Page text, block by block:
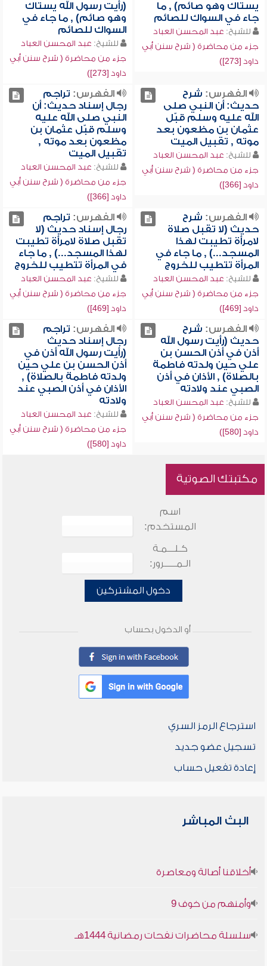
يستاك وهو صائم) , ما
جاء في السواك للصائم
للشيخ: عبد المحسن العباد
جزء من محاضرة ( شرح سنن أبي
داود [273])
(رأيت رسول الله يستاك
وهو صائم) , ما جاء في
السواك للصائم
للشيخ: عبد المحسن العباد
جزء من محاضرة ( شرح سنن أبي
داود [273])
الفهرس: شرح
حديث: أن النبي صلى
الله عليه وسلم قبّل
عثمان بن مظعون بعد
موته , تقبيل الميت
للشيخ: عبد المحسن العباد
جزء من محاضرة ( شرح سنن أبي
داود [366])
الفهرس: تراجم
رجال إسناد حديث: أن
النبي صلى الله عليه
وسلم قبّل عثمان بن
مظعون بعد موته ,
تقبيل الميت
للشيخ: عبد المحسن العباد
جزء من محاضرة ( شرح سنن أبي
داود [366])
الفهرس: شرح
حديث (لا تقبل صلاة
لامرأة تطيبت لهذا
المسجد...) , ما جاء في
المرأة تتطيب للخروج
للشيخ: عبد المحسن العباد
جزء من محاضرة ( شرح سنن أبي
داود [469])
الفهرس: تراجم
رجال إسناد حديث (لا
تقبل صلاة لامرأة تطيبت
لهذا المسجد...) , ما جاء
في المرأة تتطيب للخروج
للشيخ: عبد المحسن العباد
جزء من محاضرة ( شرح سنن أبي
داود [469])
الفهرس: شرح
حديث (رأيت رسول الله
أذن في أذن الحسن بن
علي حين ولدته فاطمة
بالصلاة) , الأذان في أذن
الصبي عند ولادته
للشيخ: عبد المحسن العباد
جزء من محاضرة ( شرح سنن أبي
داود [580])
الفهرس: تراجم
رجال إسناد حديث
(رأيت رسول الله أذن في
أذن الحسن بن علي حين
ولدته فاطمة بالصلاة) ,
الأذان في أذن الصبي عند
ولادته
للشيخ: عبد المحسن العباد
جزء من محاضرة ( شرح سنن أبي
داود [580])
مكتبتك الصوتية
اسم
المستخدم:
كـلـــمـة
الـمـــــرور:
دخول المشتركين
أو الدخول بحساب
استرجاع الرمز السري
تسجيل عضو جديد
إعادة تفعيل حساب
البث المباشر
أخلاقنا أصالة ومعاصرة
وأمنهم من خوف 9
سلسلة محاضرات نفحات رمضانية 1444هـ